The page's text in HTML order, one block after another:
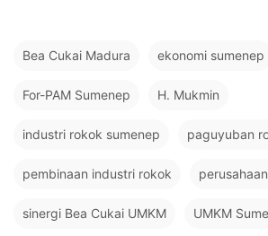
Bea Cukai Madura ekonomi sumenep
For-PAM Sumenep H. Mukmin
industri rokok sumenep paguyuban
pembinaan industri rokok
sinergi Bea Cukai UMKM UMKM